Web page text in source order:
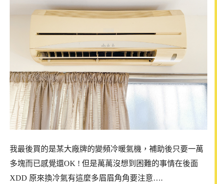
我最後買的是某大廠牌的變頻冷暖氣機，補助後只要一萬
多塊而已感覺還OK ! 但是萬萬沒想到困難的事情在後面
XDD 原來換冷氣有這麼多眉眉角角要注意….